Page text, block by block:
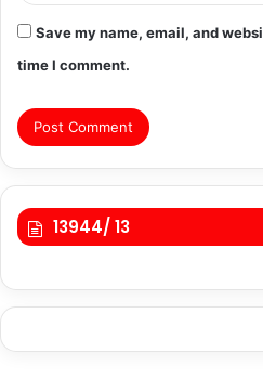
Save my name, email, and
time I comment.
13944/ 13